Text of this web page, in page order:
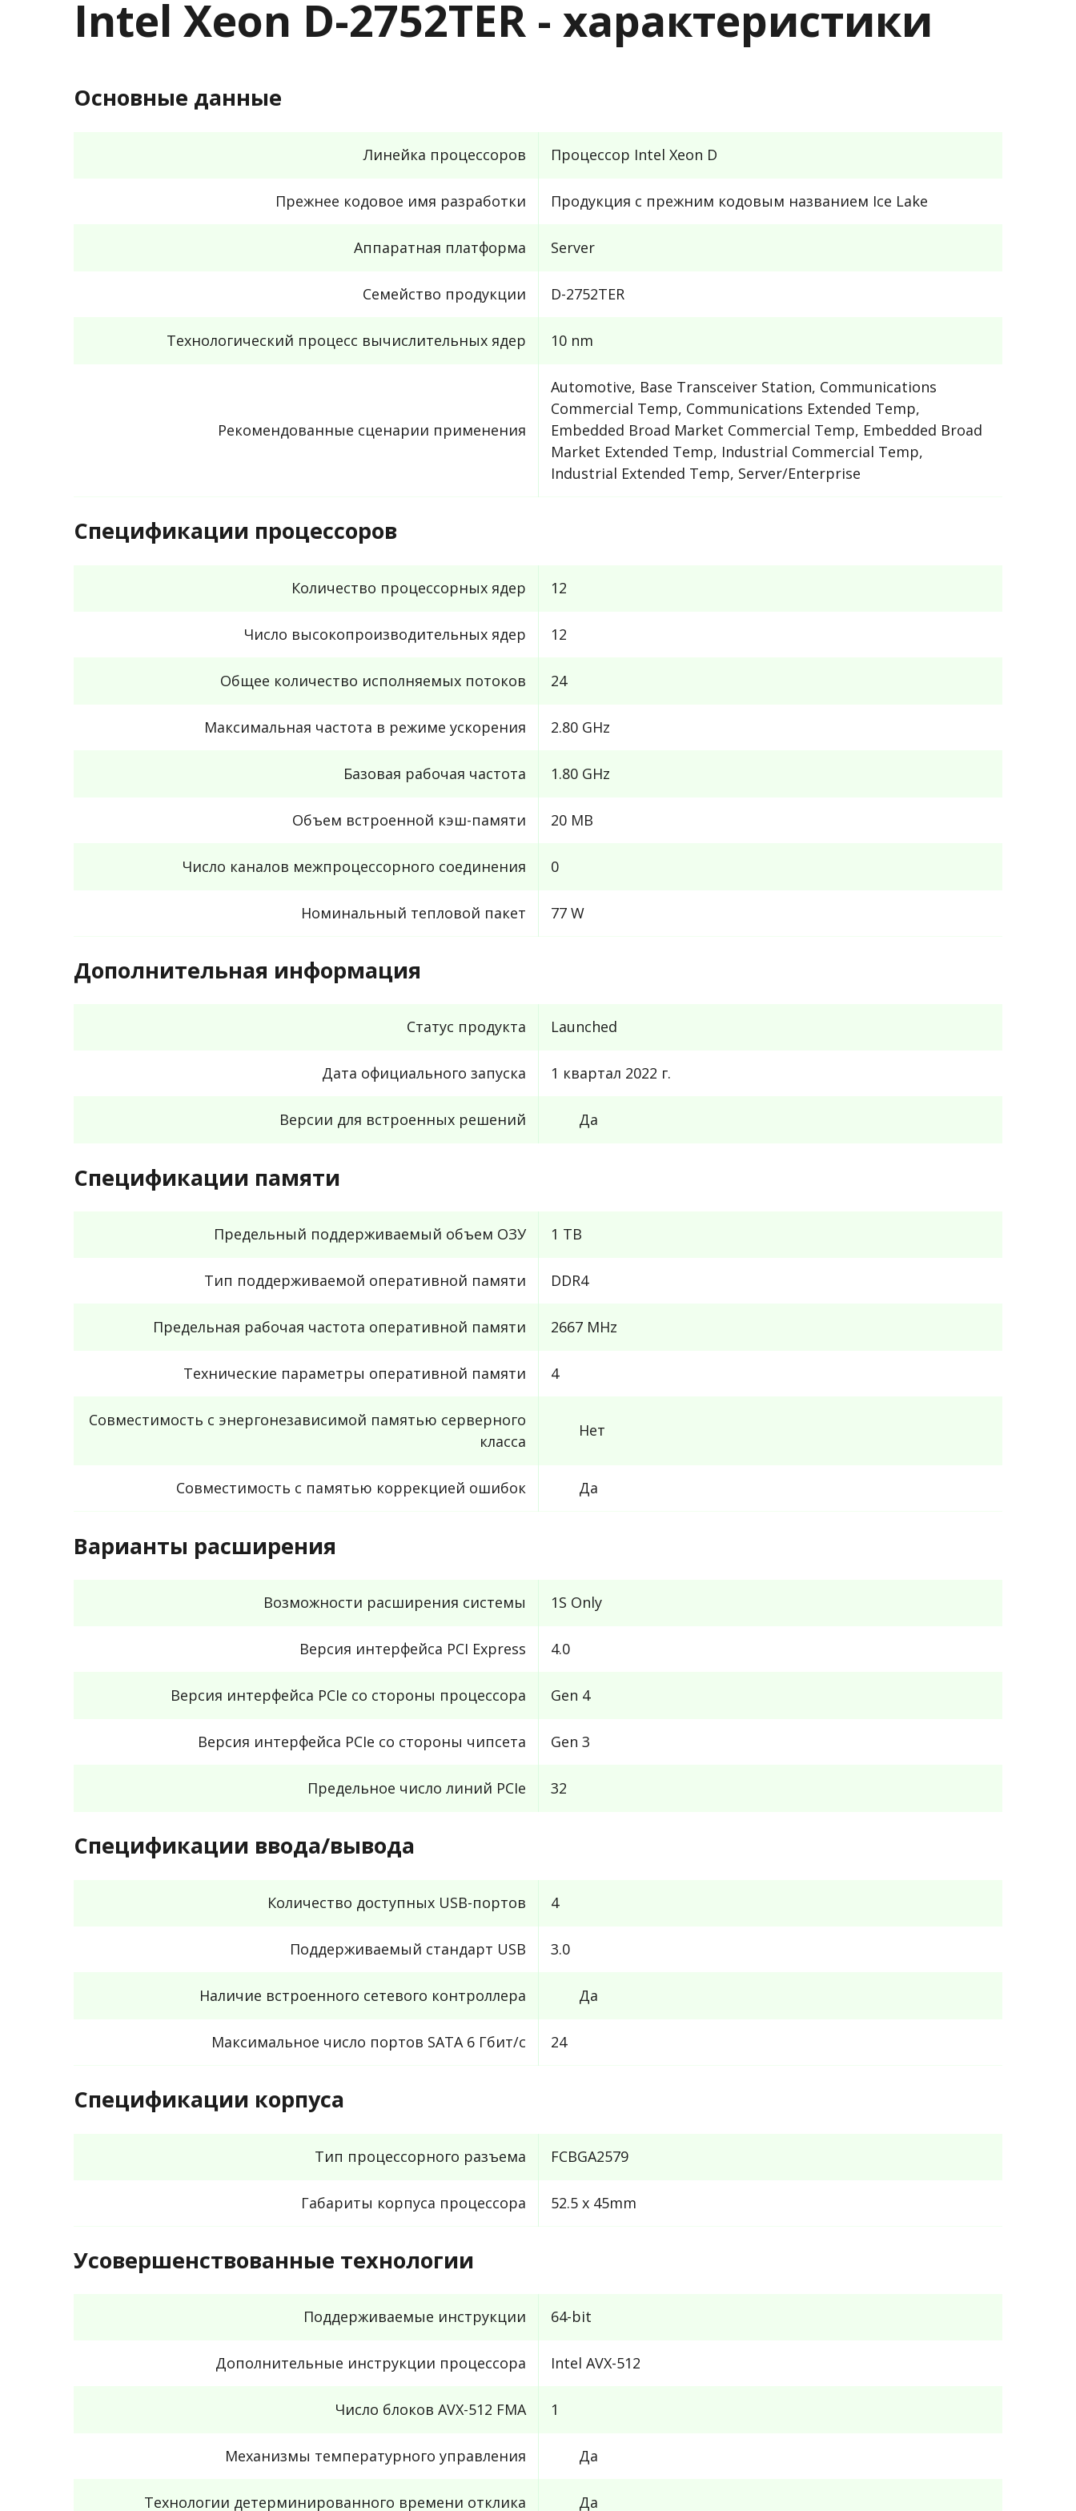
Intel Xeon D-2752TER - характеристики
Основные данные
Линейка процессоров Процессор Intel Xeon D
Прежнее кодовое имя разработки Продукция с прежним кодовым названием Ice Lake
Аппаратная платформа Server
Семейство продукции D-2752TER
Технологический процесс вычислительных ядер 10 nm
Рекомендованные сценарии применения
Automotive, Base Transceiver Station, Communications
Commercial Temp, Communications Extended Temp,
Embedded Broad Market Commercial Temp, Embedded Broad
Market Extended Temp, Industrial Commercial Temp,
Industrial Extended Temp, Server/Enterprise
Спецификации процессоров
Количество процессорных ядер 12
Число высокопроизводительных ядер 12
Общее количество исполняемых потоков 24
Максимальная частота в режиме ускорения 2.80 GHz
Базовая рабочая частота 1.80 GHz
Объем встроенной кэш-памяти 20 MB
Число каналов межпроцессорного соединения 0
Номинальный тепловой пакет 77 W
Дополнительная информация
Статус продукта Launched
Дата официального запуска 1 квартал 2022 г.
Версии для встроенных решений Да
Спецификации памяти
Предельный поддерживаемый объем ОЗУ 1 TB
Тип поддерживаемой оперативной памяти DDR4
Предельная рабочая частота оперативной памяти 2667 MHz
Технические параметры оперативной памяти 4
Совместимость с энергонезависимой памятью серверного
класса
Нет
Совместимость с памятью коррекцией ошибок Да
Варианты расширения
Возможности расширения системы 1S Only
Версия интерфейса PCI Express 4.0
Версия интерфейса PCIe со стороны процессора Gen 4
Версия интерфейса PCIe со стороны чипсета Gen 3
Предельное число линий PCIe 32
Спецификации ввода/вывода
Количество доступных USB-портов 4
Поддерживаемый стандарт USB 3.0
Наличие встроенного сетевого контроллера Да
Максимальное число портов SATA 6 Гбит/с 24
Спецификации корпуса
Тип процессорного разъема FCBGA2579
Габариты корпуса процессора 52.5 x 45mm
Усовершенствованные технологии
Поддерживаемые инструкции 64-bit
Дополнительные инструкции процессора Intel AVX-512
Число блоков AVX-512 FMA 1
Механизмы температурного управления Да
Технологии детерминированного времени отклика Да